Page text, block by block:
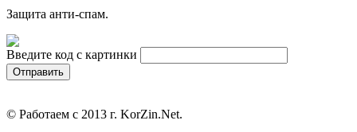
Защита анти-спам.
Введите код с картинки
© Работаем с 2013 г. KorZin.Net.